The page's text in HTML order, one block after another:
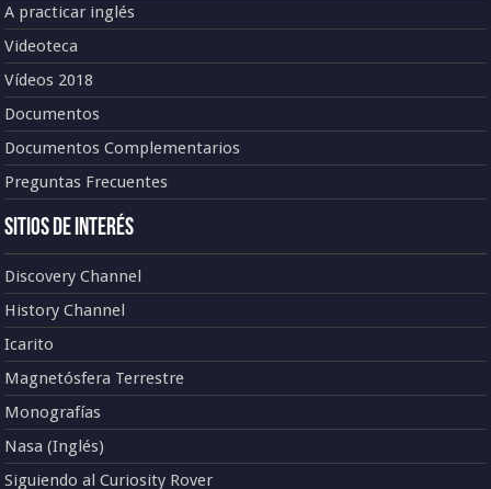
A practicar inglés
Videoteca
Vídeos 2018
Documentos
Documentos Complementarios
Preguntas Frecuentes
Sitios de Interés
Discovery Channel
History Channel
Icarito
Magnetósfera Terrestre
Monografías
Nasa (Inglés)
Siguiendo al Curiosity Rover